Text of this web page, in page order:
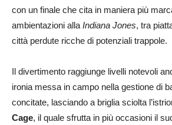
con un finale che cita in maniera più
ambientazioni alla Indiana Jones, tra
città perdute ricche di potenziali trappole.
Il divertimento raggiunge livelli notevoli
ironia messa in campo nella gestione di
concitate, lasciando a briglia sciolta
Cage, il quale sfrutta in più occasioni il